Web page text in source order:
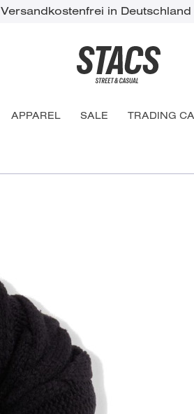
Versandkostenfrei in Deutschland
APPAREL SALE TRADING